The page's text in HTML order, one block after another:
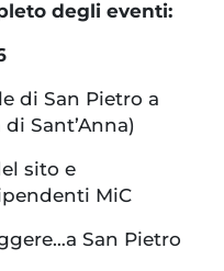
degli eventi:
di San Pietro a
Sant’Anna)
sito e
MiC
San Pietro